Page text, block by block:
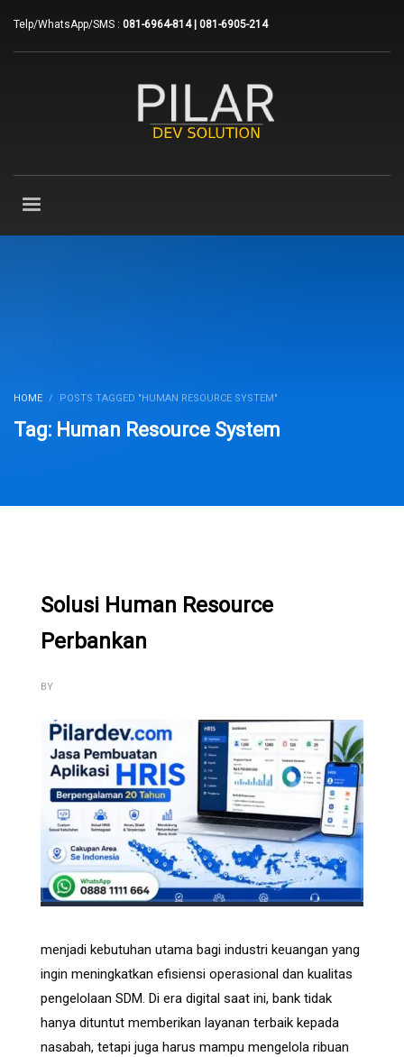
Telp/WhatsApp/SMS : 081-6964-814 | 081-6905-214
HOME POSTS TAGGED "HUMAN RESOURCE SYSTEM"
Tag: Human Resource System
Solusi Human Resource
Perbankan
BY
menjadi kebutuhan utama bagi industri keuangan yang
ingin meningkatkan efisiensi operasional dan kualitas
pengelolaan SDM. Di era digital saat ini, bank tidak
hanya dituntut memberikan layanan terbaik kepada
nasabah, tetapi juga harus mampu mengelola ribuan